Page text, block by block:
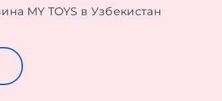
MY TOYS в Узбекистан